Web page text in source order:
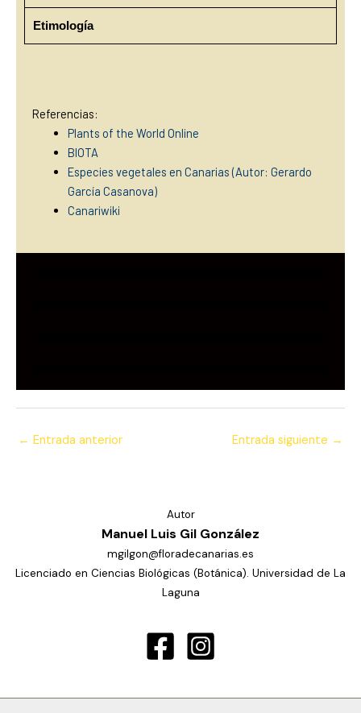
Etimología
Referencias:
Plants of the World Online
BIOTA
Especies vegetales en Canarias (Autor: Gerardo
García Casanova)
Canariwiki
← Entrada anterior Entrada siguiente →
Autor
Manuel Luis Gil González
mgilgon@floradecanarias.es
Licenciado en Ciencias Biológicas (Botánica). Universidad de La
Laguna